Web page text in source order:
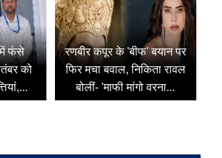
में फंसे
को
रणबीर कपूर के 'बीफ' बयान पर
फिर मचा बवाल, निकिता रावल
बोलीं- 'माफी मांगो वरना...